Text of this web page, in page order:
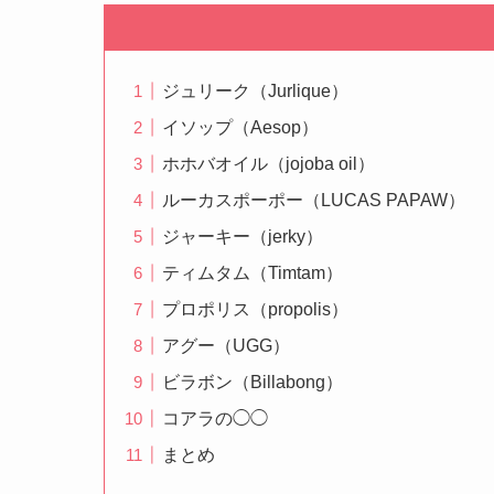
ジュリーク（Jurlique）
イソップ（Aesop）
ホホバオイル（jojoba oil）
ルーカスポーポー（LUCAS PAPAW）
ジャーキー（jerky）
ティムタム（Timtam）
プロポリス（propolis）
アグー（UGG）
ビラボン（Billabong）
コアラの◯◯
まとめ